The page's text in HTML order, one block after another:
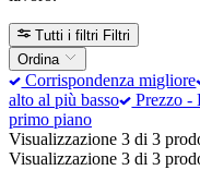
Tutti i filtri Filtri
Ordina
Corrispondenza migliore
alto al più basso
Prezzo -
primo piano
Visualizzazione 3 di 3
Visualizzazione 3 di 3